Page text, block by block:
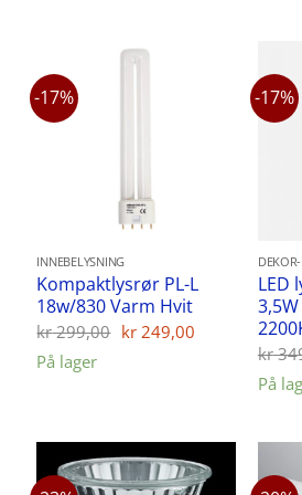
-17%
INNEBELYSNING
Kompaktlysrør PL-L
18w/830 Varm Hvit
kr299,00 Opprinnelig
kr249,00Nåværende
kr 249,00.
På lager
-17%
LED
kr
På